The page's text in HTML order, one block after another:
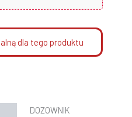
dla tego produktu
DOZOWNIK